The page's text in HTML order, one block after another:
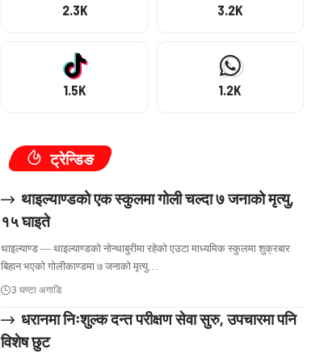
2.3K 3.2K
1.5K 1.2K
ट्रेन्डिङ
थाइल्याण्डको एक स्कुलमा गोली चल्दा ७ जनाको मृत्यु,
१५ घाइते
थाइल्याण्ड — थाइल्याण्डको नोन्थाबुरीमा रहेको एउटा माध्यमिक स्कुलमा शुक्रबार
बिहान भएको गोलीकाण्डमा ७ जनाको मृत्यु…
3 घण्टा अगाडि
धरानमा निःशुल्क दन्त परीक्षण सेवा सुरु, उपचारमा पनि
विशेष छुट